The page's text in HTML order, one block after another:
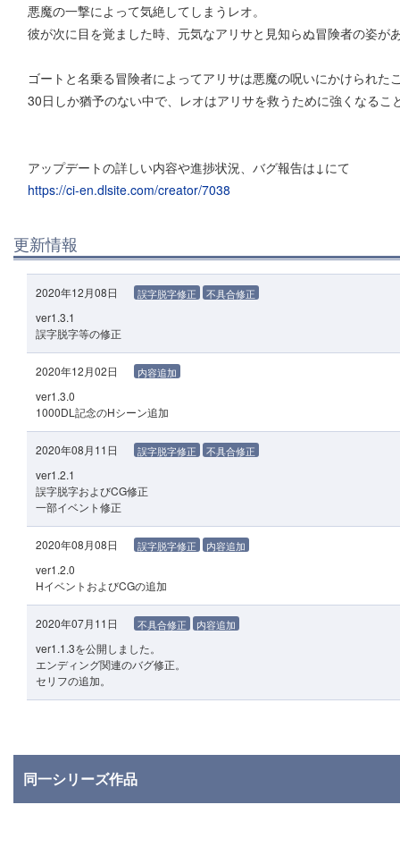
悪魔の一撃によって気絶してしまうレオ。
彼が次に目を覚ました時、元気なアリサと見知らぬ冒険者の姿が
ゴートと名乗る冒険者によってアリサは悪魔の呪いにかけられた
30日しか猶予のない中で、レオはアリサを救うために強くなるこ
アップデートの詳しい内容や進捗状況、バグ報告は↓にて
https://ci-en.dlsite.com/creator/7038
更新情報
2020年12月08日 誤字脱字修正 不具合修正
ver1.3.1
誤字脱字等の修正
2020年12月02日 内容追加
ver1.3.0
1000DL記念のHシーン追加
2020年08月11日 誤字脱字修正 不具合修正
ver1.2.1
誤字脱字およびCG修正
一部イベント修正
2020年08月08日 誤字脱字修正 内容追加
ver1.2.0
HイベントおよびCGの追加
2020年07月11日 不具合修正 内容追加
ver1.1.3を公開しました。
エンディング関連のバグ修正。
セリフの追加。
同一シリーズ作品